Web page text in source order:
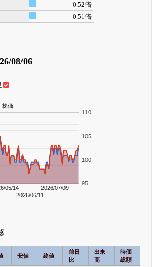
0.52倍
0.51倍
08/06
株価
05/14
2026/06/11
2026/07/09
95
100
105
110
安値 終値
前日
比
出来
高
時価
総額